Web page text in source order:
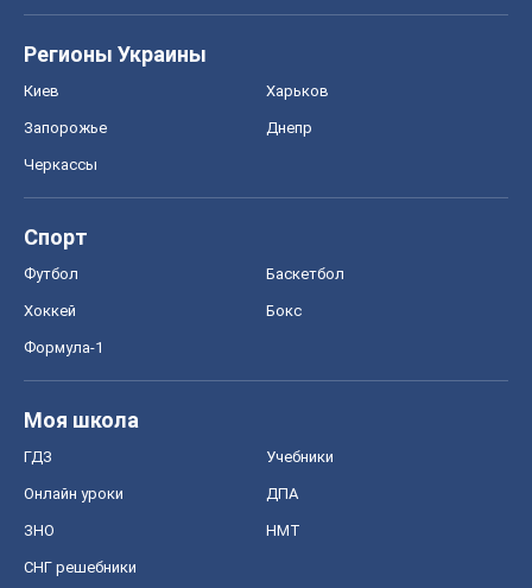
Регионы Украины
Киев Харьков
Запорожье Днепр
Черкассы
Спорт
Футбол Баскетбол
Хоккей Бокс
Формула-1
Моя школа
ГДЗ Учебники
Онлайн уроки ДПА
ЗНО НМТ
СНГ решебники